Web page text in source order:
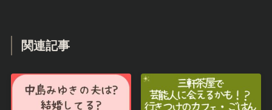
関連記事